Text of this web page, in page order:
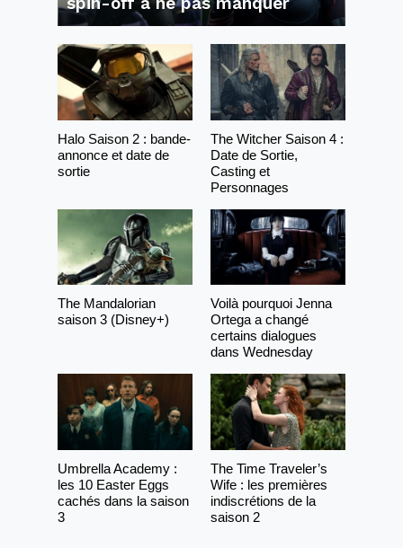
Halo Saison 2 : bande-
annonce et date de
sortie
The Witcher Saison 4 :
Date de Sortie,
Casting et
Personnages
The Mandalorian
saison 3 (Disney+)
Voilà pourquoi Jenna
Ortega a changé
certains dialogues
dans Wednesday
Umbrella Academy :
les 10 Easter Eggs
cachés dans la saison
3
The Time Traveler’s
Wife : les premières
indiscrétions de la
saison 2